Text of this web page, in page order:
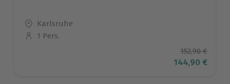
Standort
Karlsruhe
Anzahl der Teilnehmer
1 Pers.
152,90 €
Aktueller
144,90 €